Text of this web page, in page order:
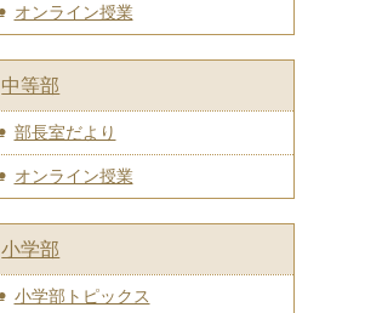
オンライン授業
中等部
部長室だより
オンライン授業
小学部
小学部トピックス